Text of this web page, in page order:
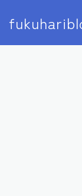
MENU